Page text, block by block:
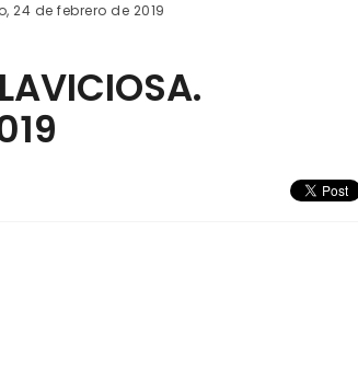
24 de febrero de 2019